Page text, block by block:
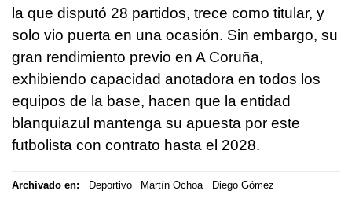
la que disputó 28 partidos, trece como titular, y
solo vio puerta en una ocasión. Sin embargo, su
gran rendimiento previo en A Coruña,
exhibiendo capacidad anotadora en todos los
equipos de la base, hacen que la entidad
blanquiazul mantenga su apuesta por este
futbolista con contrato hasta el 2028.
Archivado en: Deportivo Martín Ochoa Diego Gómez